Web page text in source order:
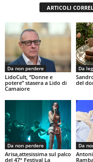
ARTICOLI
Da non perdere
LidoCult, “Donne e
potere” stasera a Lido di
Camaiore
Da
del
Da non perdere
Arisa,attesissima sul palco
del 47° Festival La
Da